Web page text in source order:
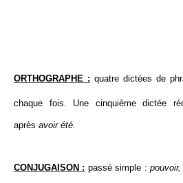
ORTHOGRAPHE : quatre dictées de
chaque fois. Une cinquième dictée
après avoir été.
CONJUGAISON : passé simple :